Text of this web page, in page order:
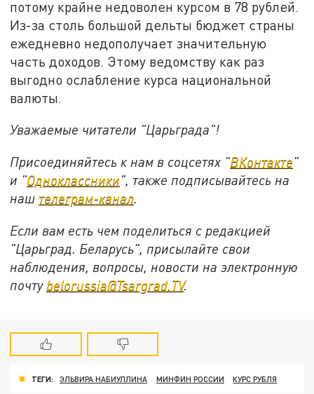
потому крайне недоволен курсом в 78 рублей.
Из-за столь большой дельты бюджет страны
ежедневно недополучает значительную
часть доходов. Этому ведомству как раз
выгодно ослабление курса национальной
валюты.
Уважаемые читатели "Царьграда"!
Присоединяйтесь к нам в соцсетях "ВКонтакте"
и "Одноклассники", также подписывайтесь на
наш телеграм-канал.
Если вам есть чем поделиться с редакцией
"Царьград. Беларусь", присылайте свои
наблюдения, вопросы, новости на электронную
почту belorussia@Tsargrad.TV.
ТЕГИ: ЭЛЬВИРА НАБИУЛЛИНА МИНФИН РОССИИ КУРС РУБЛЯ